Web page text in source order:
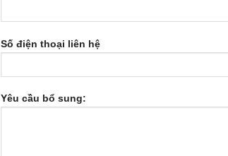
Số điện thoại liên hệ
Yêu cầu bổ sung: